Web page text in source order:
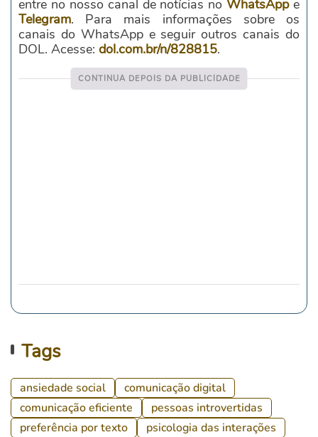
entre no nosso canal de notícias noWhatsAppe
Telegram. Para mais informações sobre os
canais do WhatsApp e seguir outros canais do
DOL. Acesse: dol.com.br/n/828815.
Tags
ansiedade social
comunicação digital
comunicação eficiente
pessoas introvertidas
preferência por texto
psicologia das interações